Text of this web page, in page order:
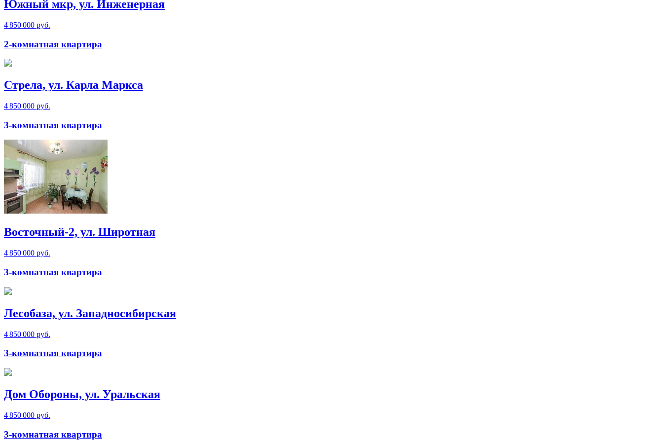
Южный мкр, ул. Инженерная
4 850 000 руб.
2-комнатная квартира
Стрела, ул. Карла Маркса
4 850 000 руб.
3-комнатная квартира
Восточный-2, ул. Широтная
4 850 000 руб.
3-комнатная квартира
Лесобаза, ул. Западносибирская
4 850 000 руб.
3-комнатная квартира
Дом Обороны, ул. Уральская
4 850 000 руб.
3-комнатная квартира